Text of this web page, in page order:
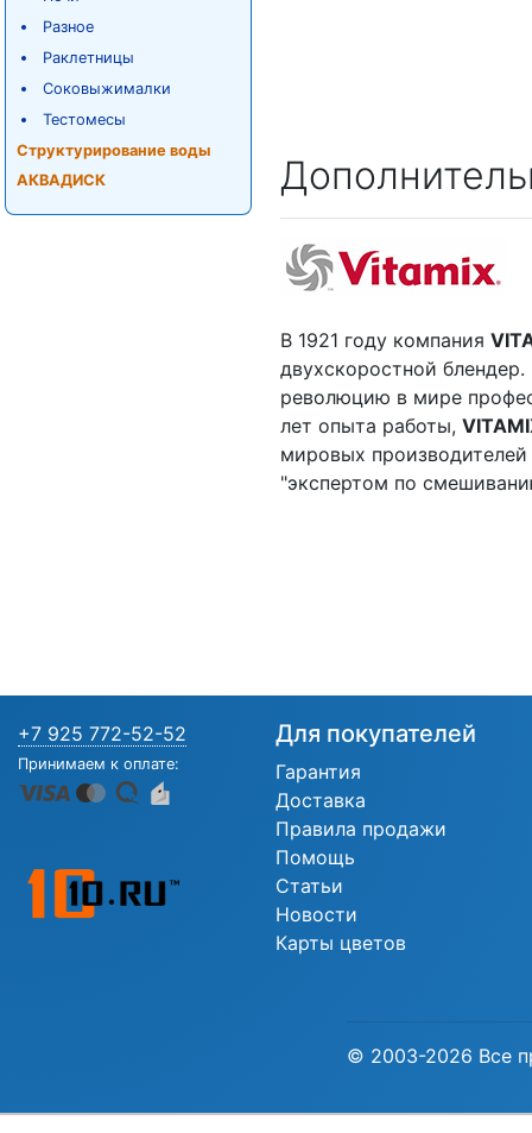
Разное
Раклетницы
Соковыжималки
Тестомесы
Структурирование воды
АКВАДИСК
В 1921 году компания
двухскоростной
революцию в мире
лет опыта работы,
мировых
"экспертом по
+7 925 772-52-52
Принимаем к оплате:
Для покупателей
Гарантия
Доставка
Правила продажи
Помощь
Статьи
Новости
Карты цветов
© 2003-2026 Все